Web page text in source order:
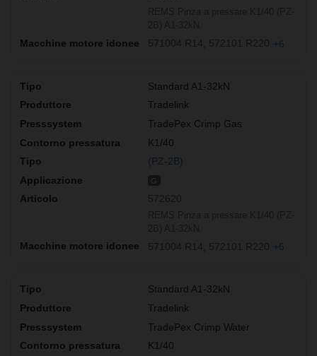
571004 R14 572101 R220 +6
Standard A1-32kN
Tradelink
TradePex Crimp Gas
K1/40
(PZ-2B)
572620
571004 R14 572101 R220 +6
Standard A1-32kN
Tradelink
TradePex Crimp Water
K1/40